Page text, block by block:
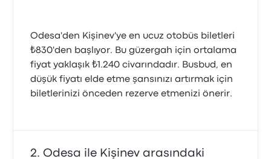
Odesa'den Kişinev'ye en ucuz otobüs biletleri
₺830'den başlıyor. Bu güzergah için ortalama
fiyat yaklaşık ₺1.240 civarındadır. Busbud, en
düşük fiyatı elde etme şansınızı artırmak için
biletlerinizi önceden rezerve etmenizi önerir.
Odesa ile Kişinev arasındaki